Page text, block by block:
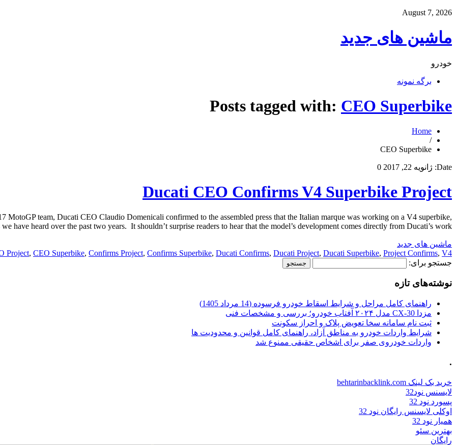
August 7, 2026
ماشین های جدید
خودرو
برگه نمونه
Posts tagged with: CEO Superbike
Home
/
CEO Superbike
Date: ژانویه 22, 2017 0
Ducati CEO Confirms V4 Superbike Project
team, Ducati CEO Claudio Domenicali confirmed to the assembled press that the Italian marque was working on a V4 superbike,
have heard over the past two years. It shouldn’t surprise readers to hear that the model’s development comes directly from Ducati’s work […]
ماشین های جدید
Project, CEO Superbike, Confirms Project, Confirms Superbike, Ducati Confirms, Ducati Project, Ducati Superbike, Project Confirms, V4
جستجو برای:
نوشته‌های تازه
راهنمای کامل مراحل و شرایط اسقاط خودرو فرسوده (14 مرداد 1405)
مزدا CX-30 مدل ۲۰۲۴ آفتاب خودرو؛ بررسی و مشخصات فنی
ثبت نام سامانه سخا تعویض پلاک و احراز سکونت
شرایط واردات خودرو به مناطق آزاد، راهنمای کامل قوانین و محدودیت ها
واردات خودروی صفر برای اشخاص حقیقی ممنوع شد
.
خرید بک لینک behtarinbacklink.com
لایسنس نود32
پسورد نود 32
اوکلی لایسنس رایگان نود 32
همیار نود 32
بهترین سئو
رایگان